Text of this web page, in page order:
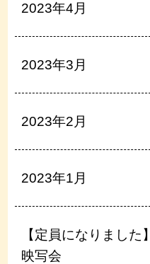
2023年4月
2023年3月
2023年2月
2023年1月
【定員になりまし
映写会